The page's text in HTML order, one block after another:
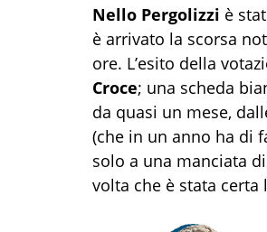
Nello Pergolizzi è
è arrivato la scorsa
ore. L’esito della
Croce; una scheda
da quasi un mese,
(che in un anno ha di
solo a una manciata
volta che è stata certa